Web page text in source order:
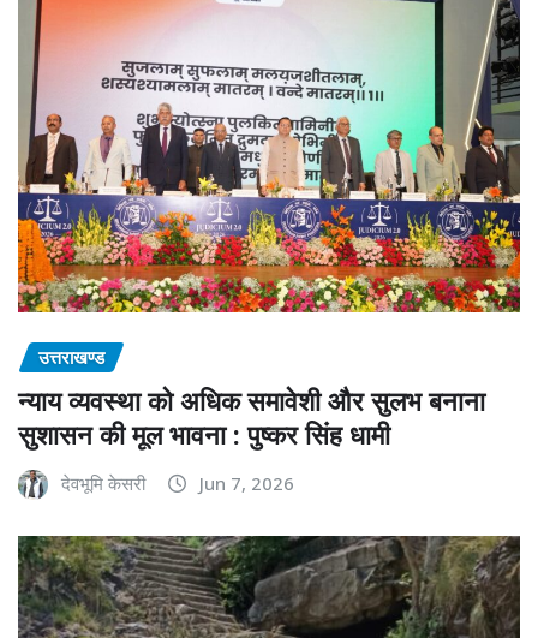
उत्तराखण्ड
न्याय व्यवस्था को अधिक समावेशी और सुलभ बनाना
सुशासन की मूल भावना : पुष्कर सिंह धामी
देवभूमि केसरी Jun 7, 2026